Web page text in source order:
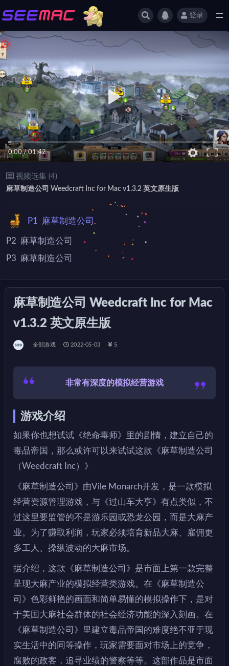
登录
0:00/01:42
视频选集 (4)
麻草制造公司 Weedcraft Inc for Mac v1.3.2 英文原生版
P1 麻草制造公司
P2
麻草制造公司
P3
麻草制造公司
麻草制造公司 Weedcraft Inc for Mac
v1.3.2 英文原生版
全部游戏 2022-05-03 5
非常有深度的模拟经营游戏
游戏介绍
如果你也想试试《绝命毒师》里的剧情，建立自己的
毒品帝国，那么或许可以来试试这款《麻草制造公司
（Weedcraft Inc）》
《麻草制造公司》由Vile Monarch开发，是一款模拟
经营资源管理游戏，与《过山车大亨》有点类似，不
过这里要监管的不是游乐园或恐龙公园，而是大麻产
业。为了赚取利润，玩家必须培育新品大麻、雇佣更
多工人、操纵波动的大麻市场。
据介绍，这款《麻草制造公司》是市面上第一款完整
呈现大麻产业的模拟经营类游戏。在《麻草制造公
司》色彩鲜艳的画面和简单易懂的模拟操作下，是对
于美国大麻社会群体的社会经济功能的深入刻画。在
《麻草制造公司》里建立毒品帝国的难度绝不亚于现
实生活中的同等操作，玩家需要面对市场上的竞争，
腐败的政客，追寻业绩的警察等等。这部作品是市面